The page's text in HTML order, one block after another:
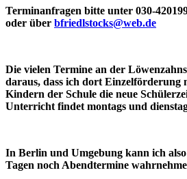
Terminanfragen bitte unter 030-
oder über bfriedlstocks@web.de
Die vielen Termine an der
daraus, dass ich dort Einzelförderung
Kindern der Schule die neue
Unterricht findet montags und
In Berlin und Umgebung kann ich
Tagen noch Abendtermine